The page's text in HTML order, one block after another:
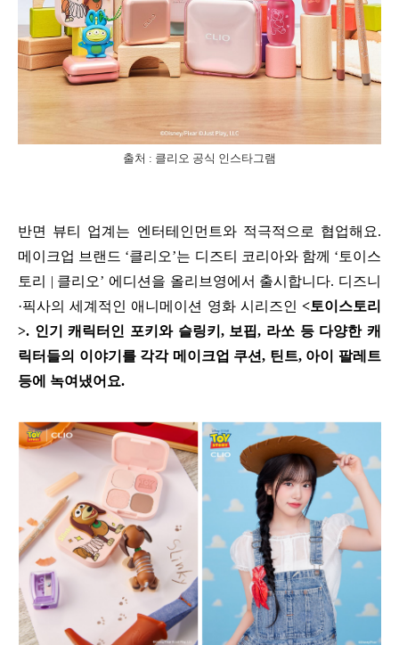
출처 : 클리오 공식 인스타그램
반면 뷰티 업계는 엔터테인먼트와 적극적으로 협업해요.
메이크업 브랜드 ‘클리오’는 디즈티 코리아와 함께 ‘토이스
토리 | 클리오’ 에디션을 올리브영에서 출시합니다. 디즈니
·픽사의 세계적인 애니메이션 영화 시리즈인 <토이스토리
>. 인기 캐릭터인 포키와 슬링키, 보핍, 라쏘 등 다양한 캐
릭터들의 이야기를 각각 메이크업 쿠션, 틴트, 아이 팔레트
등에 녹여냈어요.